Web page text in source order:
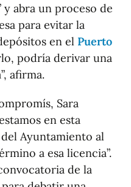
y abra un proceso de
para evitar la
en el Puerto
podría derivar una
afirma.
Sara
en esta
Ayuntamiento al
a esa licencia”.
de la